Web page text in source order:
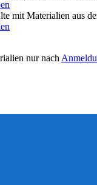
mit Materialien aus
nur nach